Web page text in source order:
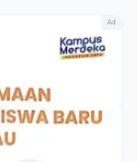
Ad